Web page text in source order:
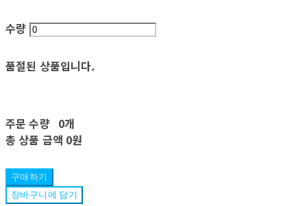
수량
품절된 상품입니다.
주문 수량 0개
총 상품 금액 0원
구매하기
장바구니에 담기